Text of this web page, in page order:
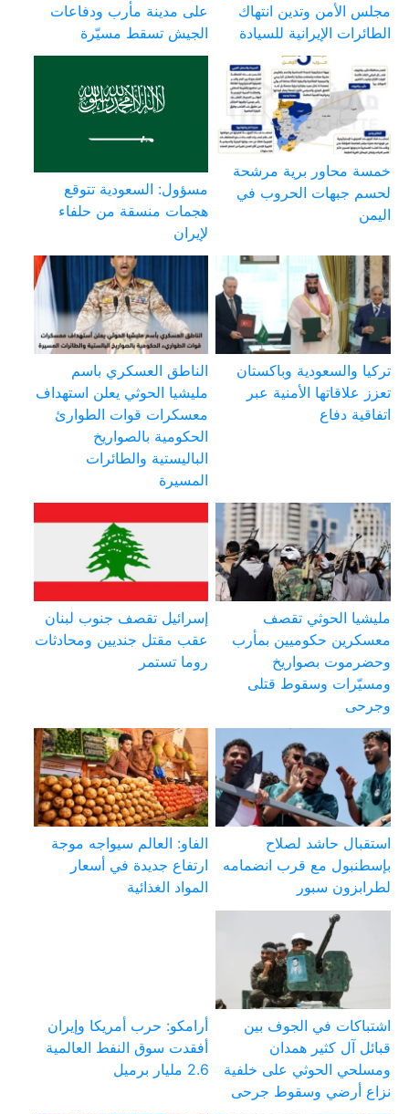
مجلس الأمن وتدين انتهاك
الطائرات الإيرانية للسيادة
على مدينة مأرب ودفاعات
الجيش تسقط مسيّرة
خمسة محاور برية مرشحة
لحسم جبهات الحروب في
اليمن
مسؤول: السعودية تتوقع
هجمات منسقة من حلفاء
لإيران
تركيا والسعودية وباكستان
تعزز علاقاتها الأمنية عبر
اتفاقية دفاع
الناطق العسكري باسم
مليشيا الحوثي يعلن استهداف
معسكرات قوات الطوارئ
الحكومية بالصواريخ
الباليستية والطائرات
المسيرة
مليشيا الحوثي تقصف
معسكرين حكوميين بمأرب
وحضرموت بصواريخ
ومسيّرات وسقوط قتلى
وجرحى
إسرائيل تقصف جنوب لبنان
عقب مقتل جنديين ومحادثات
روما تستمر
استقبال حاشد لصلاح
بإسطنبول مع قرب انضمامه
لطرابزون سبور
الفاو: العالم سيواجه موجة
ارتفاع جديدة في أسعار
المواد الغذائية
اشتباكات في الجوف بين
قبائل آل كثير همدان
ومسلحي الحوثي على خلفية
نزاع أرضي وسقوط جرحى
أرامكو: حرب أمريكا وإيران
أفقدت سوق النفط العالمية
2.6 مليار برميل